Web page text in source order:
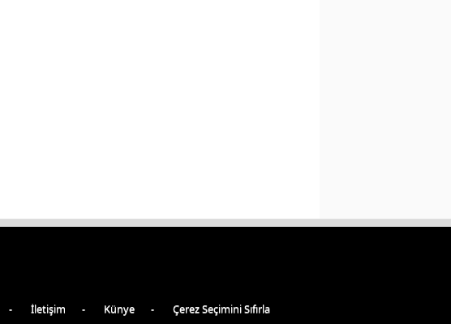
İletişim Künye Çerez Seçimini Sıfırla